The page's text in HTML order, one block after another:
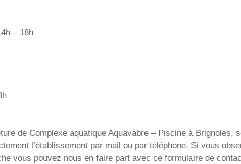
– 18h
de Complexe aquatique Aquavabre – Piscine à
l’établissement par mail ou par téléphone. Si vous
vous pouvez nous en faire part avec ce formulaire de